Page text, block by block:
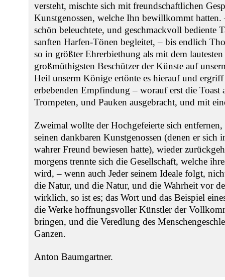
versteht, mischte sich mit freundschaftlichen
Kunstgenossen, welche Ihn bewillkommt hatten.
schön beleuchtete, und geschmackvoll bediente
sanften Harfen-Tönen begleitet, ‒ bis endlich
so in größter Ehrerbiethung als mit dem
großmüthigsten Beschützer der Künste auf
Heil unserm Könige ertönte es hierauf und
erbebenden Empfindung ‒ worauf erst die Toast
Trompeten, und Pauken ausgebracht, und mit
Zweimal wollte der Hochgefeierte sich
seinen dankbaren Kunstgenossen (denen er sich
wahrer Freund bewiesen hatte), wieder
morgens trennte sich die Gesellschaft, welche
wird, ‒ wenn auch Jeder seinem Ideale folgt,
die Natur, und die Natur, und die Wahrheit vor
wirklich, so ist es; das Wort und das Beispiel
die Werke hoffnungsvoller Künstler der
bringen, und die Veredlung des
Ganzen.
Anton Baumgartner.